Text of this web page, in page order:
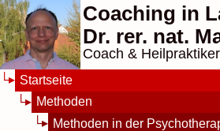
Coaching in
Dr. rer. nat.
Coach &
Startseite
Methoden
Methoden in der